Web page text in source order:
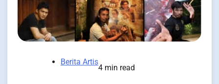
Berita Artis
4 min read